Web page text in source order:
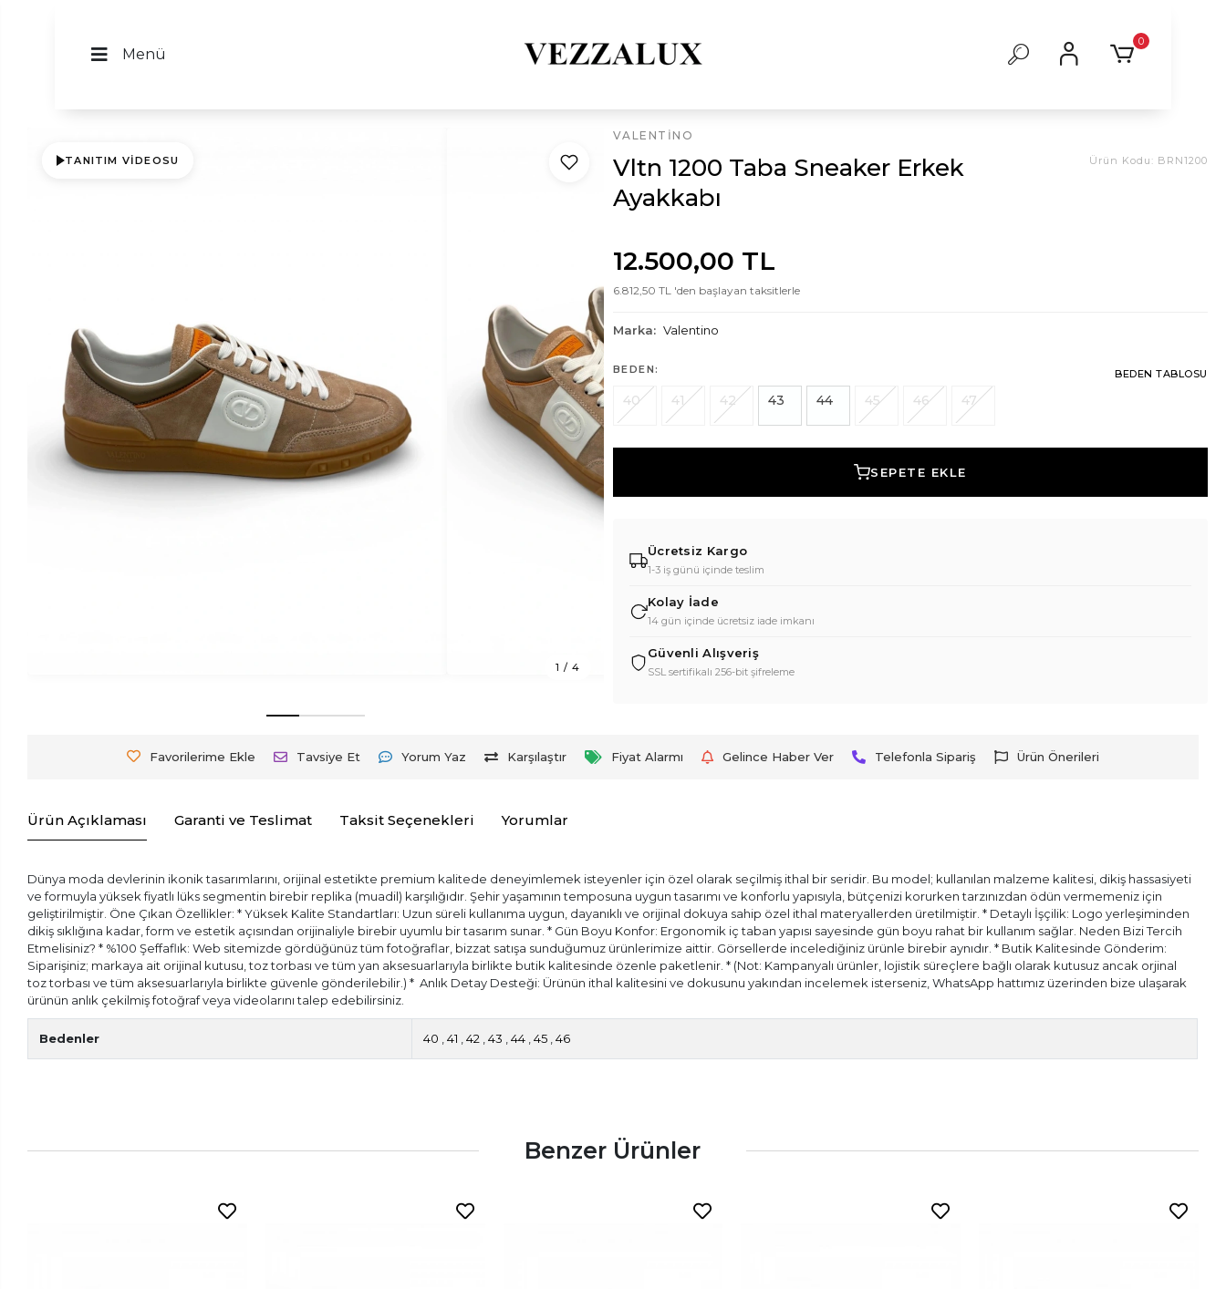
Menü
0
TANITIM VIDEOSU
1 / 4
VALENTINO
Vltn 1200 Taba Sneaker Erkek
Ayakkabı
Ürün Kodu: BRN1200
12.500,00 TL
6.812,50 TL 'den başlayan taksitlerle
Marka: Valentino
BEDEN: BEDEN TABLOSU
40 41 42 43 44 45 46 47
SEPETE EKLE
Ücretsiz Kargo
1-3 iş günü içinde teslim
Kolay İade
14 gün içinde ücretsiz iade imkanı
Güvenli Alışveriş
SSL sertifikalı 256-bit şifreleme
Favorilerime Ekle Tavsiye Et Yorum Yaz Karşılaştır Fiyat Alarmı Gelince Haber Ver Telefonla Sipariş Ürün Önerileri
Ürün Açıklaması Garanti ve Teslimat Taksit Seçenekleri Yorumlar
Dünya moda devlerinin ikonik tasarımlarını, orijinal estetikte premium kalitede deneyimlemek isteyenler için özel olarak seçilmiş ithal bir seridir. Bu model; kullanılan malzeme kalitesi, dikiş hassasiyeti
ve formuyla yüksek fiyatlı lüks segmentin birebir replika (muadil) karşılığıdır. Şehir yaşamının temposuna uygun tasarımı ve konforlu yapısıyla, bütçenizi korurken tarzınızdan ödün vermemeniz için
geliştirilmiştir. Öne Çıkan Özellikler: * Yüksek Kalite Standartları: Uzun süreli kullanıma uygun, dayanıklı ve orijinal dokuya sahip özel ithal materyallerden üretilmiştir. * Detaylı İşçilik: Logo yerleşiminden
dikiş sıklığına kadar, form ve estetik açısından orijinaliyle birebir uyumlu bir tasarım sunar. * Gün Boyu Konfor: Ergonomik iç taban yapısı sayesinde gün boyu rahat bir kullanım sağlar. Neden Bizi Tercih
Etmelisiniz? * %100 Şeffaflık: Web sitemizde gördüğünüz tüm fotoğraflar, bizzat satışa sunduğumuz ürünlerimize aittir. Görsellerde incelediğiniz ürünle birebir aynıdır. * Butik Kalitesinde Gönderim:
Siparişiniz; markaya ait orijinal kutusu, toz torbası ve tüm yan aksesuarlarıyla birlikte butik kalitesinde özenle paketlenir. * (Not: Kampanyalı ürünler, lojistik süreçlere bağlı olarak kutusuz ancak orjinal
toz torbası ve tüm aksesuarlarıyla birlikte güvenle gönderilebilir.) * ⁠ Anlık Detay Desteği: Ürünün ithal kalitesini ve dokusunu yakından incelemek isterseniz, WhatsApp hattımız üzerinden bize ulaşarak
ürünün anlık çekilmiş fotoğraf veya videolarını talep edebilirsiniz.
Bedenler 40 ,41 ,42 ,43 ,44 ,45 ,46
Benzer Ürünler